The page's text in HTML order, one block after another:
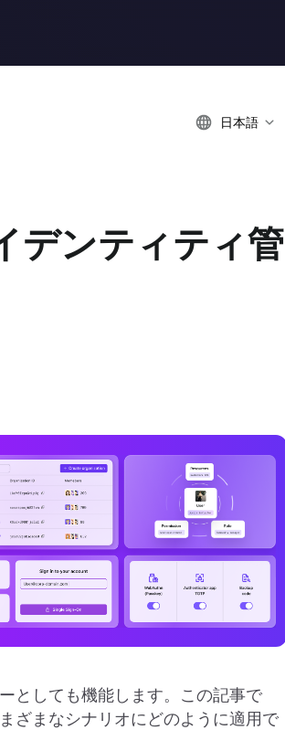
日本語
デンティティ管
としても機能します。この記事で
ざまなシナリオにどのように適用で